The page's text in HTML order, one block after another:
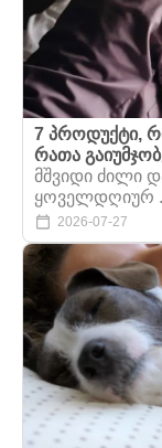
7 პროდუქტი,
რათა
მშვიდი ძილი
ყოველდღიურ
2026-07-27